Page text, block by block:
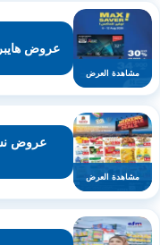
مشاهدة العرض
عروض هايبر
مشاهدة العرض